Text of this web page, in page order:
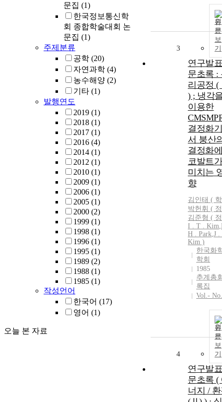
문집 (1)
한국정보통신학
회 종합학술대회 논
문집 (1)
주제분류
공학 (20)
자연과학 (4)
농수해양 (2)
기타 (1)
발행연도
2019 (1)
2018 (1)
2017 (1)
2016 (4)
2014 (1)
2012 (1)
2010 (1)
2009 (1)
2006 (1)
2005 (1)
2000 (2)
1999 (1)
1998 (1)
1996 (1)
1995 (1)
1989 (2)
1988 (1)
1985 (1)
작성언어
한국어 (17)
영어 (1)
오늘 본 자료
원
문
보
기
3
연구발
문초록 :
리공정
) ; 냉각
이용한
결정화
서 붕산
결정화에
코발트가
미치는
향
김인태 (
박헌휘 (
김준형 (
I . T . Kim,
H . Park,J .
Kim )
한국화
학회
1985
추계총
록집
Vol.-
원
문
보
기
4
연구발
문초록 (
너지 /